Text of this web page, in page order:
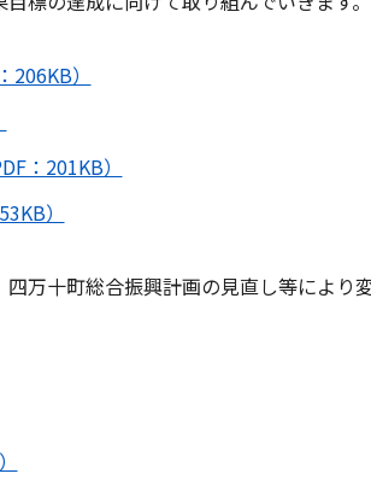
）
：201KB）
）
万十町総合振興計画の見直し等により